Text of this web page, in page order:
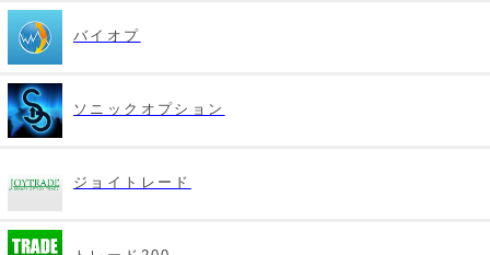
バイオプ
ソニックオプション
ジョイトレード